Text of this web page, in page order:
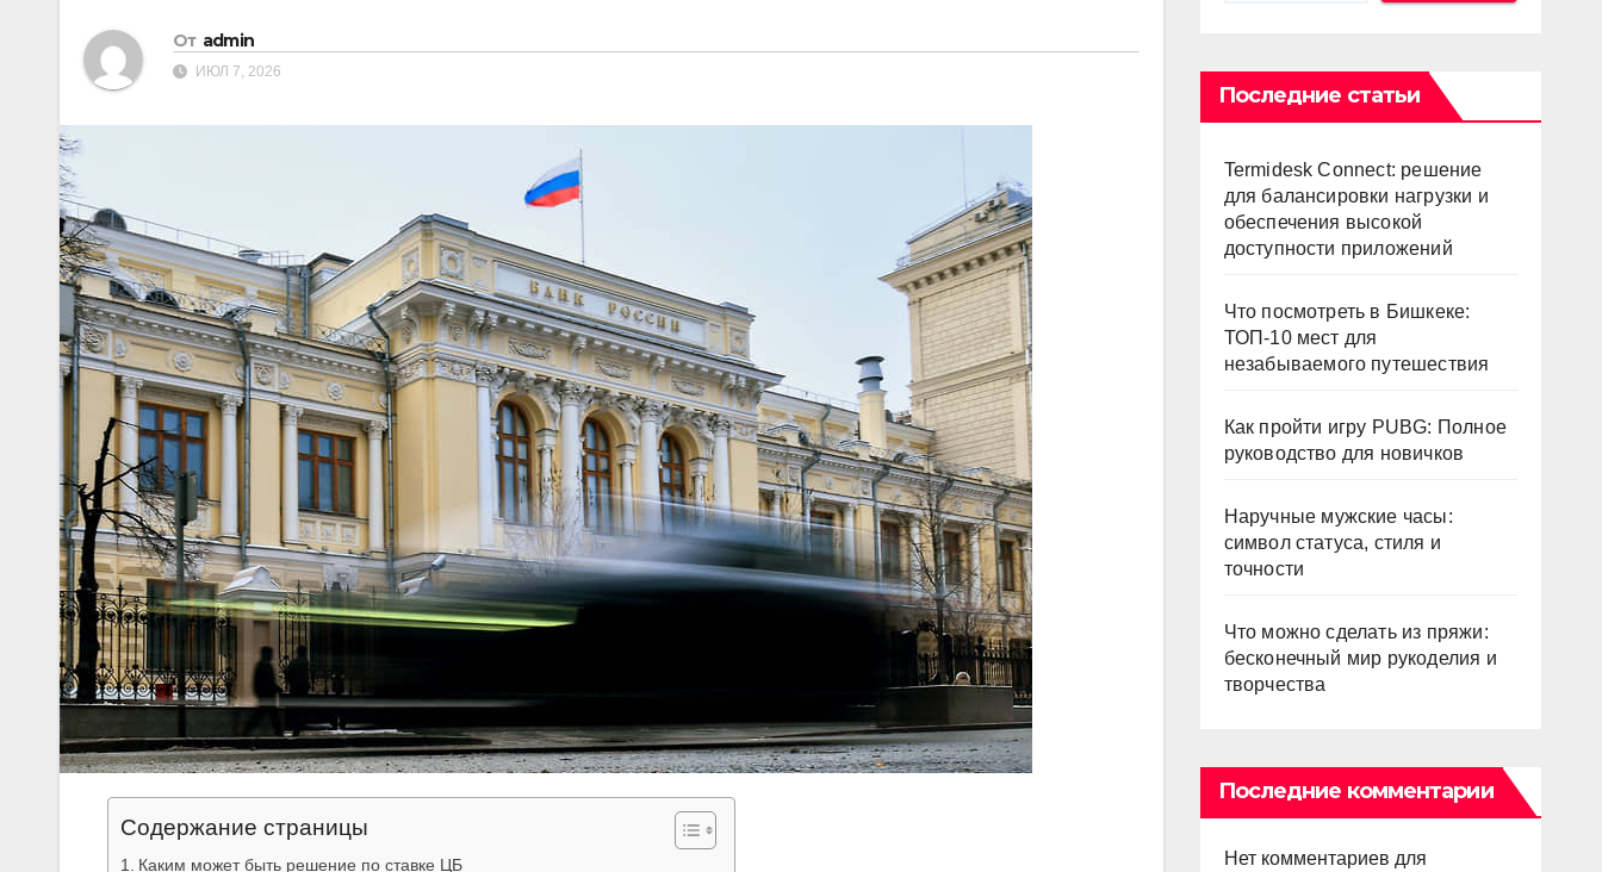
От admin
ИЮЛ 7, 2026
Содержание страницы
Каким может быть решение по ставке ЦБ
Последние статьи
Termidesk Connect: решение
для балансировки нагрузки и
обеспечения высокой
доступности приложений
Что посмотреть в Бишкеке:
ТОП-10 мест для
незабываемого путешествия
Как пройти игру PUBG: Полное
руководство для новичков
Наручные мужские часы:
символ статуса, стиля и
точности
Что можно сделать из пряжи:
бесконечный мир рукоделия и
творчества
Последние комментарии
Нет комментариев для